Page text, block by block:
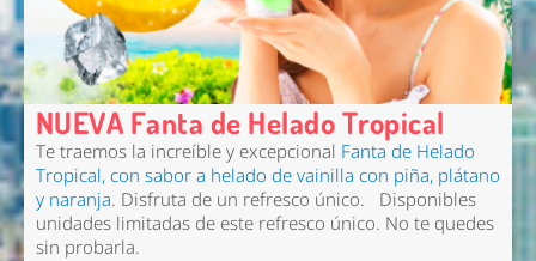
NUEVA Fanta de Helado Tropical
Te traemos la increíble y excepcional Fanta de Helado
Tropical, con sabor a helado de vainilla con piña, plátano
y naranja. Disfruta de un refresco único. Disponibles
unidades limitadas de este refresco único. No te quedes
sin probarla.